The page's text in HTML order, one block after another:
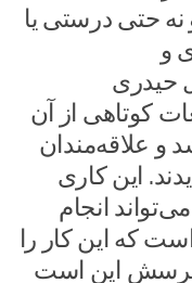
نه حتی درستی یا
و
حیدری
کوتاهی از آن
علاقه‌مندان
این کاری
انجام
که این کار را
پرسش این است